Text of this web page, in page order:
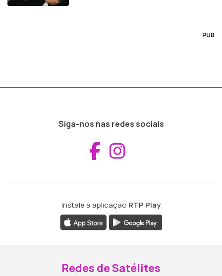
PUB
Siga-nos nas redes sociais
Aceder ao
Instale a aplicação RTP Play
Redes de Satélites